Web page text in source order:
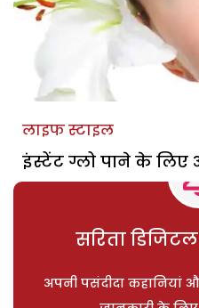
लाइफ स्टाइल
इंस्टेंट ग्लो पाने के
सरिता
अपनी पसंदीदा कहानियां